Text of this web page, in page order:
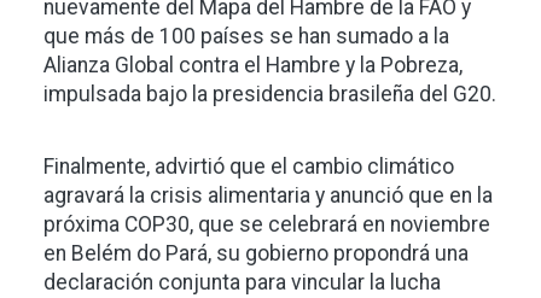
nuevamente del Mapa del Hambre de la FAO y
que más de 100 países se han sumado a la
Alianza Global contra el Hambre y la Pobreza,
impulsada bajo la presidencia brasileña del G20.
Finalmente, advirtió que el cambio climático
agravará la crisis alimentaria y anunció que en la
próxima COP30, que se celebrará en noviembre
en Belém do Pará, su gobierno propondrá una
declaración conjunta para vincular la lucha